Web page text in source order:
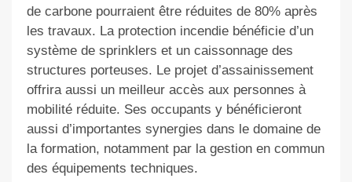
de carbone pourraient être réduites de 80% après
les travaux. La protection incendie bénéficie d’un
système de sprinklers et un caissonnage des
structures porteuses. Le projet d’assainissement
offrira aussi un meilleur accès aux personnes à
mobilité réduite. Ses occupants y bénéficieront
aussi d’importantes synergies dans le domaine de
la formation, notamment par la gestion en commun
des équipements techniques.